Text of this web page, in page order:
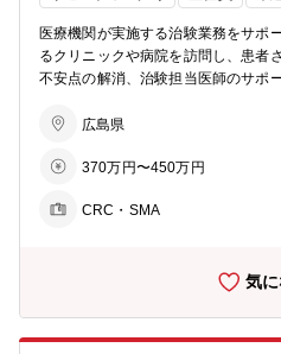
医療機関が実施する治験業務をサポ
るクリニックや病院を訪問し、患者
不安点の解消、治験担当医師のサポートを
ア・相談対応 ■治験担当医師の補助
日本でSMO事業を初めて立ち上げ、
与しており、オンコロジー領域の支
広島県
370万円〜450万円
CRC・SMA
気